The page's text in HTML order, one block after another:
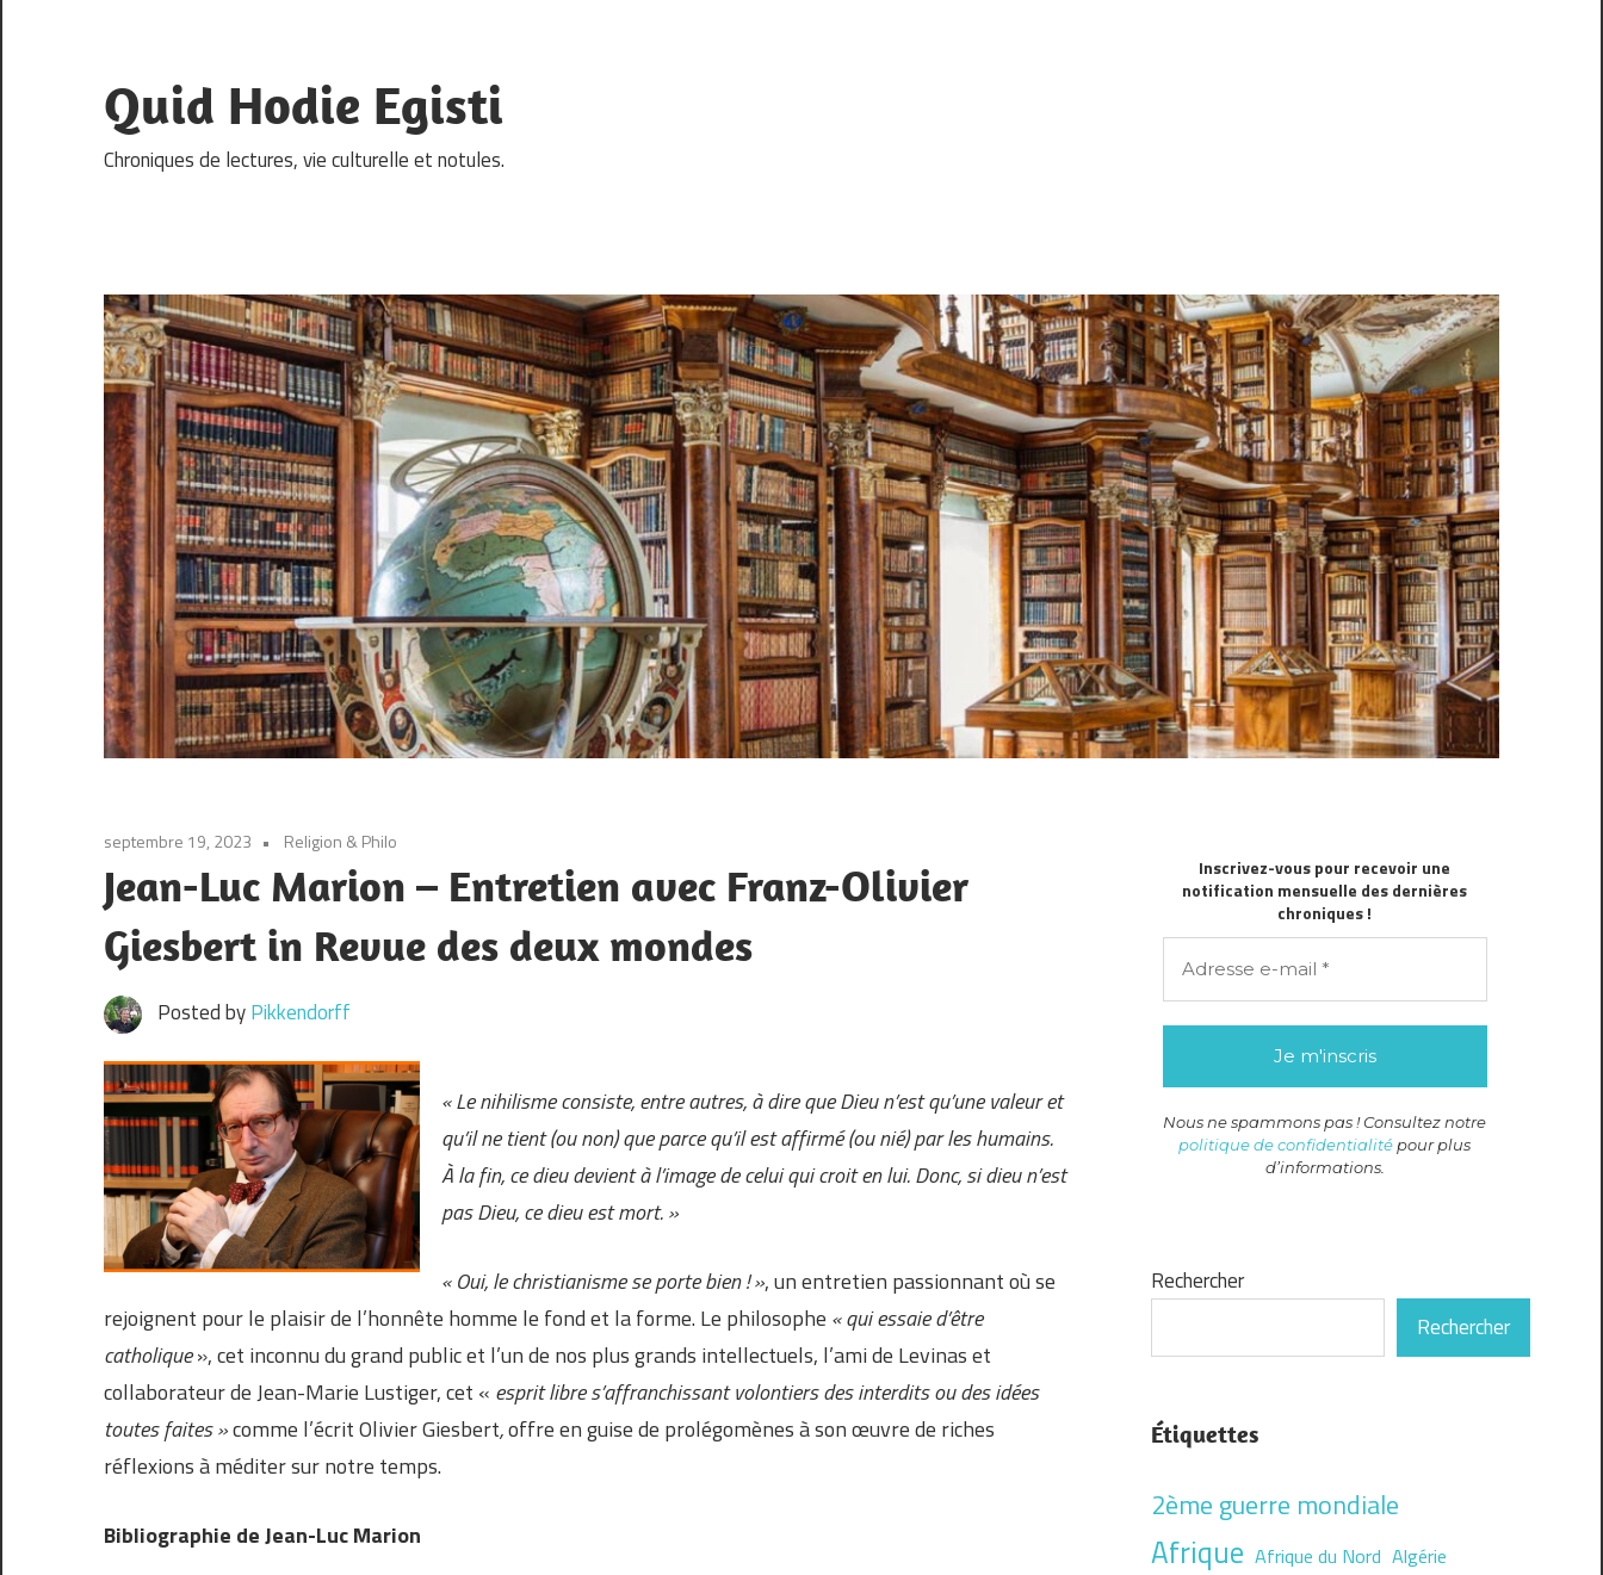
content
Quid Hodie Egisti
Chroniques de lectures, vie culturelle et notules.
septembre 19, 2023 Religion & Philo
Jean-Luc Marion – Entretien avec Franz-Olivier
Giesbert in Revue des deux mondes
Posted byPikkendorff
« Le nihilisme consiste, entre autres, à dire que Dieu n’est qu’une valeur et
qu’il ne tient (ou non) que parce qu’il est affirmé (ou nié) par les humains.
À la fin, ce dieu devient à l’image de celui qui croit en lui. Donc, si dieu n’est
pas Dieu, ce dieu est mort. »
« Oui, le christianisme se porte bien ! », un entretien passionnant où se
rejoignent pour le plaisir de l’honnête homme le fond et la forme. Le philosophe « qui essaie d’être
catholique», cet inconnu du grand public et l’un de nos plus grands intellectuels, l’ami de Levinas et
collaborateur de Jean-Marie Lustiger, cet « esprit libre s’affranchissant volontiers des interdits ou des idées
toutes faites »comme l’écrit Olivier Giesbert,offre en guise de prolégomènes à son œuvre de riches
réflexions à méditer sur notre temps.
Bibliographie de Jean-Luc Marion
Inscrivez-vous pour recevoir une
notification mensuelle des dernières
chroniques !
Nous ne spammons pas ! Consultez notre
politique de confidentialité pour plus
d’informations.
Rechercher
Rechercher
Étiquettes
2ème guerre mondiale
Afrique Afrique du Nord Algérie